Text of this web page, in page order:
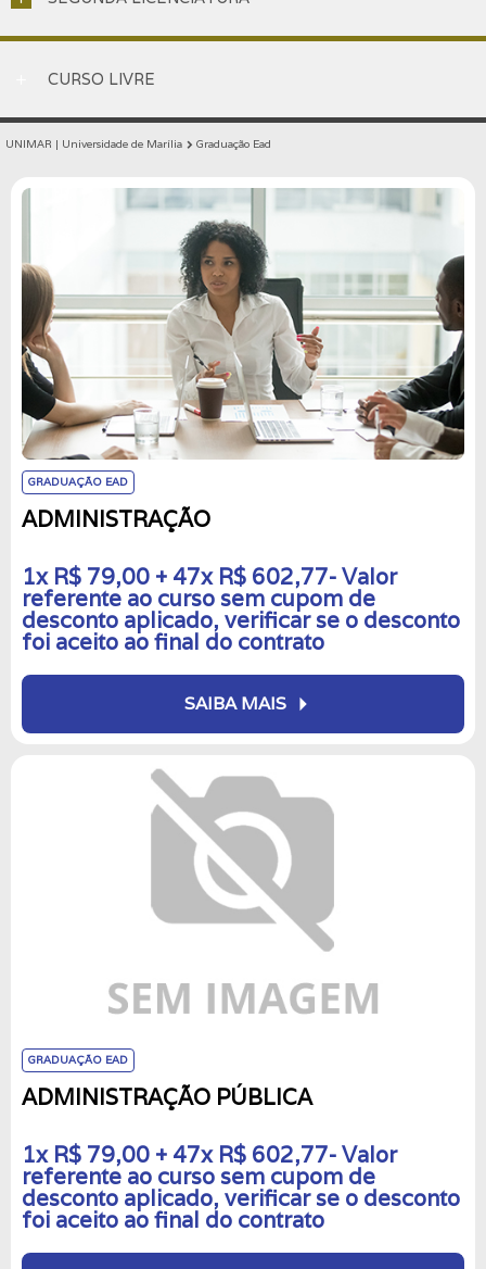
CURSO LIVRE
UNIMAR | Universidade de Marília chevron_right Graduação Ead
GRADUAÇÃO EAD
ADMINISTRAÇÃO
1x R$ 79,00 + 47x R$ 602,77- Valor
referente ao curso sem cupom de
desconto aplicado, verificar se o desconto
foi aceito ao final do contrato
SAIBA MAIS arrow_right
GRADUAÇÃO EAD
ADMINISTRAÇÃO PÚBLICA
1x R$ 79,00 + 47x R$ 602,77- Valor
referente ao curso sem cupom de
desconto aplicado, verificar se o desconto
foi aceito ao final do contrato